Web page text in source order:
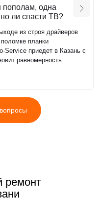
пополам, одна
ли спасти ТВ?
из строя драйверов
планки
Service приедет в Казань с
равномерность
ремонт